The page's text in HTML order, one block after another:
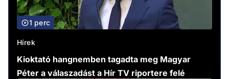
1 perc
Hírek
Kioktató hangnemben tagadta meg Magyar
Péter a válaszadást a Hír TV riportere felé